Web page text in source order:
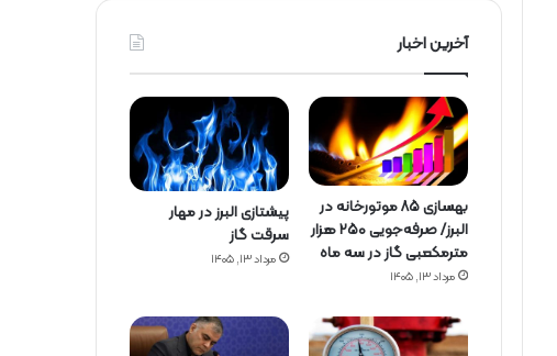
آخرین اخبار
بهسازی ۸۵ موتورخانه در
البرز/ صرفه‌جویی ۲۵۰ هزار
مترمکعبی گاز در سه ماه
مرداد ۱۳, ۱۴۰۵
پیشتازی البرز در مهار
سرقت گاز
مرداد ۱۳, ۱۴۰۵